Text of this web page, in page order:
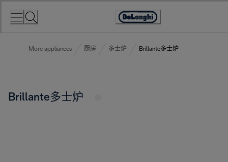
Accessibility
More appliances 厨房 多士炉 Brillante多士炉
Brillante多士炉